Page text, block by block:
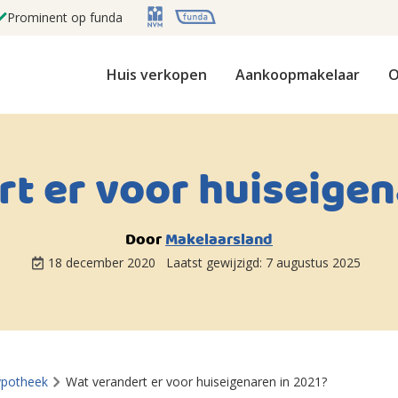
Prominent op funda
Huis verkopen Aankoopmakelaar
er voor
DoorMakelaarsland
18 december 2020 Laatst gewijzigd: 7 augustus 2025
Wat verandert er voor huiseigenaren in 2021?